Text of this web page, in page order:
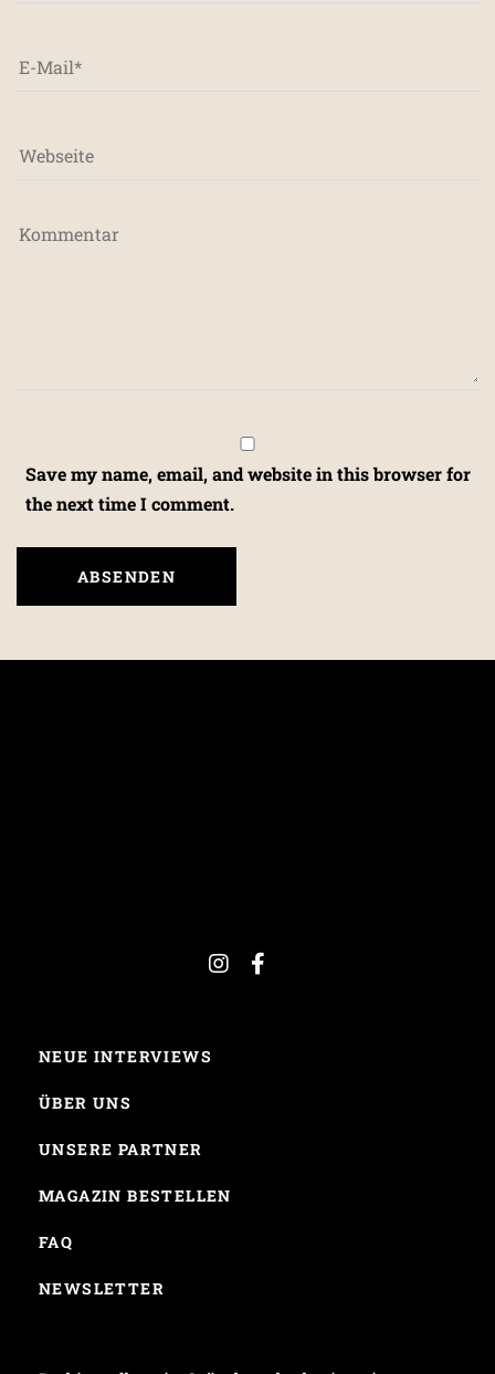
Save my name, email, and website in this browser for
the next time I comment.
NEUE INTERVIEWS
ÜBER UNS
UNSERE PARTNER
MAGAZIN BESTELLEN
FAQ
NEWSLETTER